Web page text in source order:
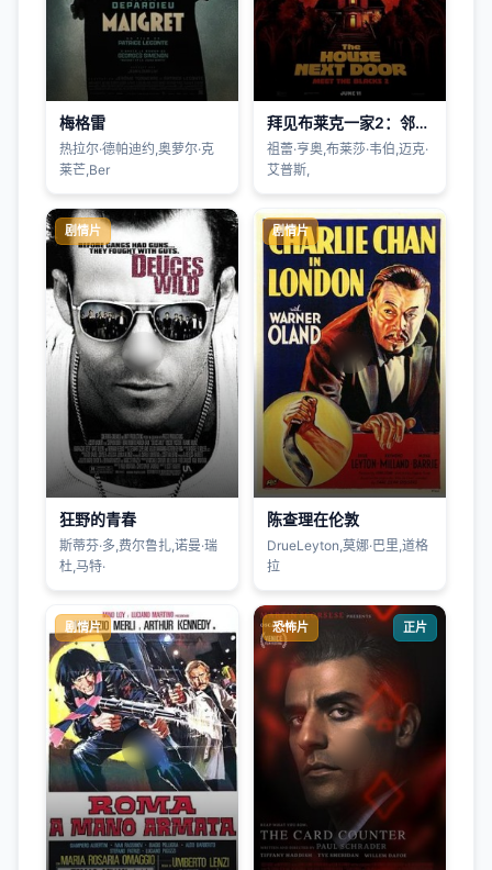
梅格雷
热拉尔·德帕迪约,奥萝尔·克
莱芒,Ber
拜见布莱克一家2：邻家有鬼
祖蕾·亨奥,布莱莎·韦伯,迈克·
艾普斯,
剧情片
狂野的青春
斯蒂芬·多,费尔鲁扎,诺曼·瑞
杜,马特·
剧情片
陈查理在伦敦
DrueLeyton,莫娜·巴里,道格
拉
剧情片 恐怖片 正片